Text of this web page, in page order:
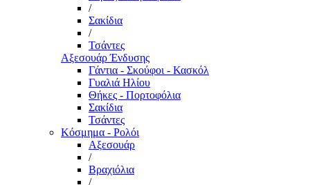
/
Σακίδια
/
Τσάντες
Αξεσουάρ Ένδυσης
Γάντια - Σκούφοι - Κασκόλ
Γυαλιά Ηλίου
Θήκες - Πορτοφόλια
Σακίδια
Τσάντες
Κόσμημα - Ρολόι
Αξεσουάρ
/
Βραχιόλια
/